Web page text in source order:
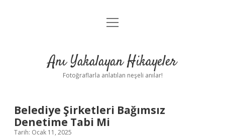
Anasayfa
Yasal Uyarı
menüyü
Anı Yakalayan Hikayeler
Fotoğraflarla anlatılan neşeli anılar!
Belediye Şirketleri Bağımsız
Denetime Tabi Mi
Tarih: Ocak 11, 2025